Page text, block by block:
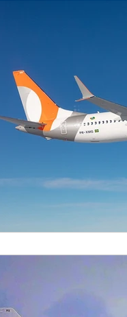
Eleição ASAGOL
Sorteio de Vouchers
Memória Aeronáutica